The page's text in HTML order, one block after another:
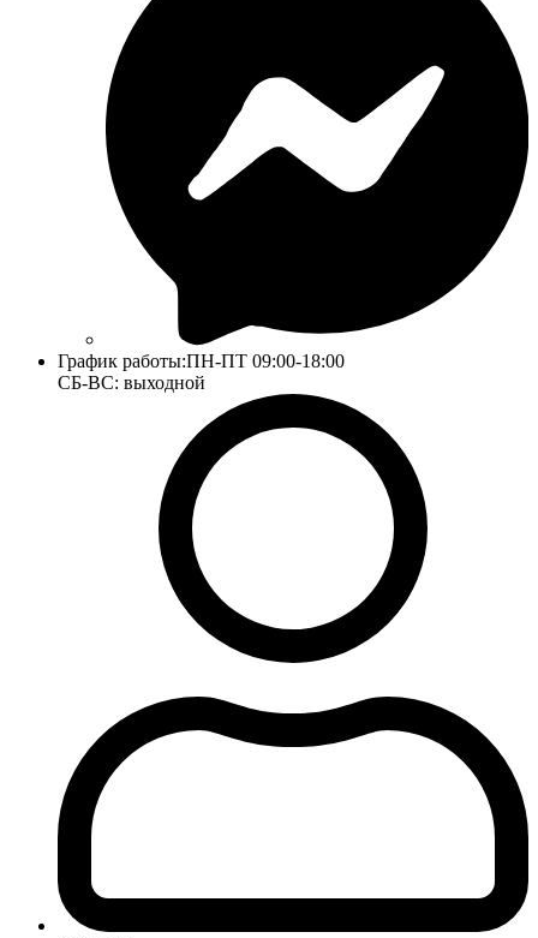
График работы:ПН-ПТ 09:00-18:00
СБ-ВС: выходной